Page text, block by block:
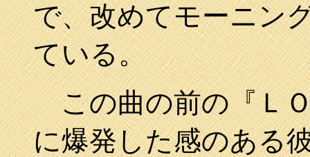
で、改めてモーニン
ている。
この曲の前の『Ｌ
に爆発した感のある